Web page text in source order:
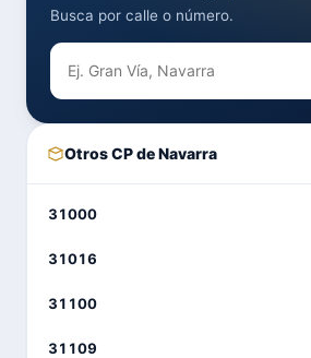
Busca por calle o número.
Otros CP de Navarra
31000
31016
31100
31109